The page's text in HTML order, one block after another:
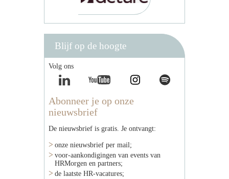
Blijf op de hoogte
Volg ons
Abonneer je op onze
nieuwsbrief
De nieuwsbrief is gratis. Je ontvangt:
onze nieuwsbrief per mail;
voor-aankondigingen van events van
HRMorgen en partners;
de laatste HR-vacatures;